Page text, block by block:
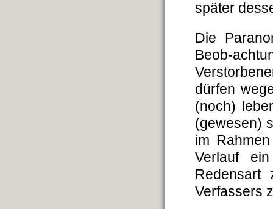
später
Die
Beob-
dürfen
(noch)
(gewesen)
im
Verlauf
Verfassers